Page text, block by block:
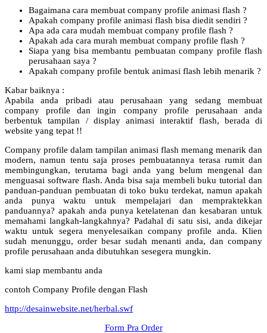
Bagaimana cara membuat company profile animasi flash ?
Apakah company profile animasi flash bisa diedit sendiri ?
Apa ada cara mudah membuat company profile flash ?
Apakah ada cara murah membuat company profile flash ?
Siapa yang bisa membantu pembuatan company profile flash
perusahaan saya ?
Apakah company profile bentuk animasi flash lebih menarik ?
Kabar baiknya :
Apabila anda pribadi atau perusahaan yang sedang membuat
company profile dan ingin company profile perusahaan anda
berbentuk tampilan / display animasi interaktif flash, berada di
website yang tepat !!
Company profile dalam tampilan animasi flash memang menarik dan
modern, namun tentu saja proses pembuatannya terasa rumit dan
membingungkan, terutama bagi anda yang belum mengenal dan
menguasai software flash. Anda bisa saja membeli buku tutorial dan
panduan-panduan pembuatan di toko buku terdekat, namun apakah
anda punya waktu untuk mempelajari dan mempraktekkan
panduannya? apakah anda punya ketelatenan dan kesabaran untuk
memahami langkah-langkahnya? Padahal di satu sisi, anda dikejar
waktu untuk segera menyelesaikan company profile anda. Klien
sudah menunggu, order besar sudah menanti anda, dan company
profile perusahaan anda dibutuhkan sesegera mungkin.
kami siap membantu anda
contoh Company Profile dengan Flash
http://desainwebsite.net/herbal.swf
Form Pra Order